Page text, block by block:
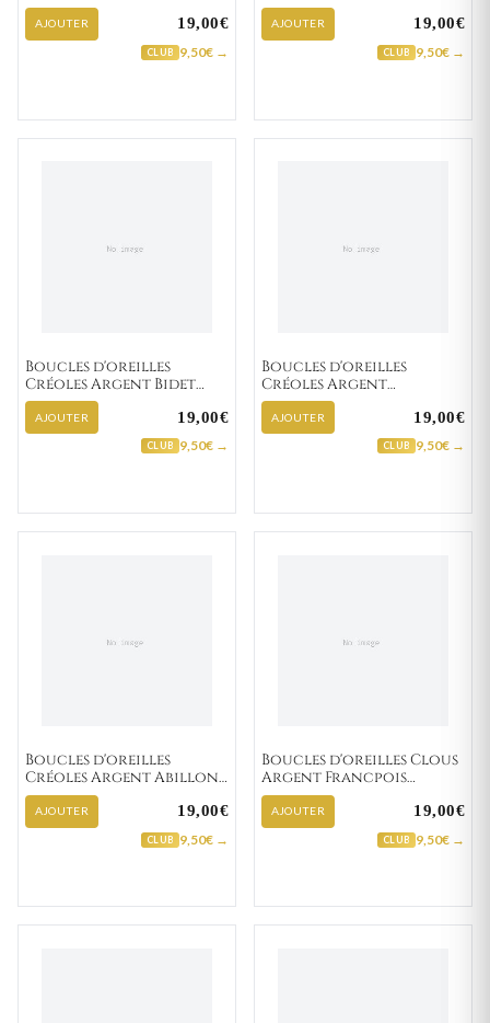
Minimaliste
AJOUTER 19,00€
CLUB 9,50€ →
Minimaliste
AJOUTER 19,00€
CLUB 9,50€ →
Boucles d'oreilles
Créoles Argent Bidet
Minimaliste
AJOUTER 19,00€
CLUB 9,50€ →
Boucles d'oreilles
Créoles Argent
Donnelly Minimaliste
AJOUTER 19,00€
CLUB 9,50€ →
Boucles d'oreilles
Créoles Argent Abillon
Minimaliste
AJOUTER 19,00€
CLUB 9,50€ →
Boucles d'oreilles Clous
Argent Francpois
Zirconium
AJOUTER 19,00€
CLUB 9,50€ →